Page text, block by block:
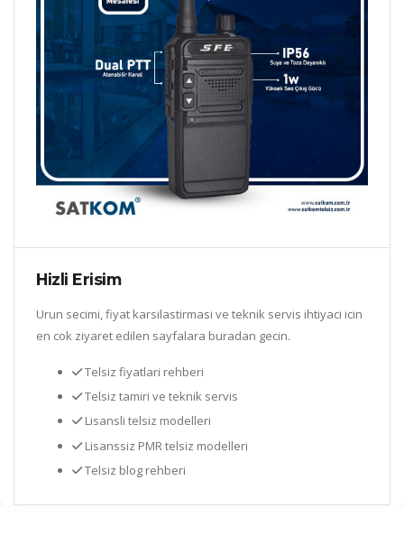
Hizli Erisim
Urun secimi, fiyat karsilastirmasi ve teknik servis ihtiyaci icin
en cok ziyaret edilen sayfalara buradan gecin.
Telsiz fiyatlari rehberi
Telsiz tamiri ve teknik servis
Lisansli telsiz modelleri
Lisanssiz PMR telsiz modelleri
Telsiz blog rehberi